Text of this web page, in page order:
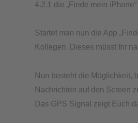
4.2.1 die „Finde mein
Startet man nun die App
Kollegen. Dieses müsst Ihr
Nun besteht die Möglichkeit,
Nachrichten auf den Screen
Das GPS Signal zeigt Euch